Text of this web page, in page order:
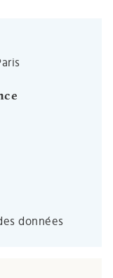
données